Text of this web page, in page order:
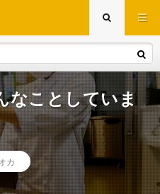
なことしていま
カ